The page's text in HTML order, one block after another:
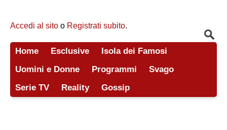
Accedi al sito o Registrati subito.
Home Esclusive
Isola dei Famosi
Uomini e Donne
Programmi
Svago
Serie TV
Reality Gossip